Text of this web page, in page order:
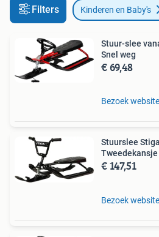
Filters Kinderen en Baby's
Stuur-slee
Snel weg
€ 69,48
Bezoek website
Stuurslee
Tweedekansje
€ 147,51
Bezoek website